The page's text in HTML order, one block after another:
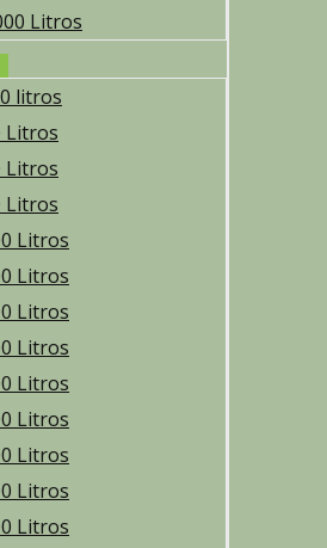
Litros
litros
Litros
Litros
Litros
Litros
Litros
Litros
Litros
Litros
Litros
Litros
Litros
Litros